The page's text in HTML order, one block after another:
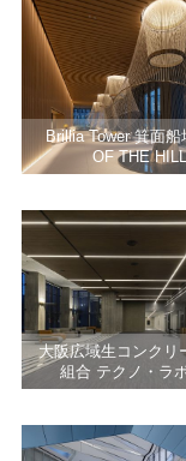
Brillia Tower 箕面
OF THE
大阪広域生コンクリ
組合 テクノ・ラ